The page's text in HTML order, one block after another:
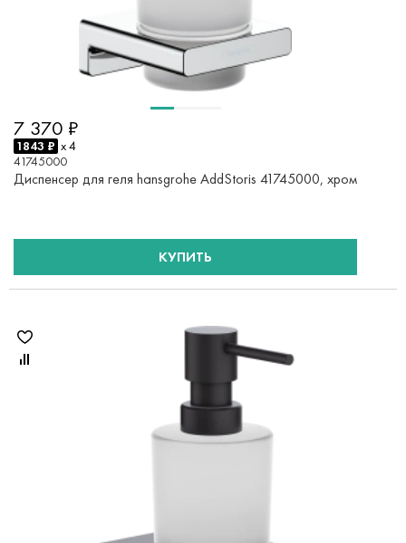
7 370 ₽
1843 ₽ x 4
41745000
Диспенсер для геля hansgrohe AddStoris 41745000, хром
КУПИТЬ